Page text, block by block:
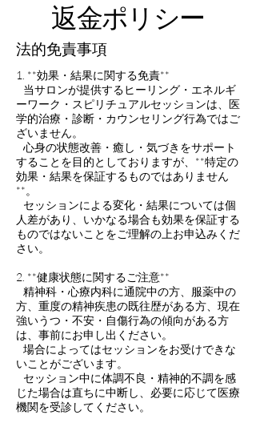
返金ポリシー
法的免責事項
1. **効果・結果に関する免責**
当サロンが提供するヒーリング・エネルギ
ーワーク・スピリチュアルセッションは、医
学的治療・診断・カウンセリング行為ではご
ざいません。
心身の状態改善・癒し・気づきをサポート
することを目的としておりますが、**特定の
効果・結果を保証するものではありません
**。
セッションによる変化・結果については個
人差があり、いかなる場合も効果を保証する
ものではないことをご理解の上お申込みくだ
さい。
2. **健康状態に関するご注意**
精神科・心療内科に通院中の方、服薬中の
方、重度の精神疾患の既往歴がある方、現在
強いうつ・不安・自傷行為の傾向がある方
は、事前にお申し出ください。
場合によってはセッションをお受けできな
いことがございます。
セッション中に体調不良・精神的不調を感
じた場合は直ちに中断し、必要に応じて医療
機関を受診してください。